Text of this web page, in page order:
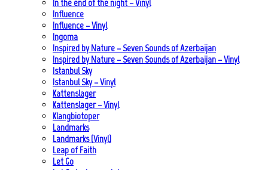
In the end of the night – Vinyl
Influence
Influence – Vinyl
Ingoma
Inspired by Nature – Seven Sounds of Azerbaijan
Inspired by Nature – Seven Sounds of Azerbaijan – Vinyl
Istanbul Sky
Istanbul Sky – Vinyl
Kattenslager
Kattenslager – Vinyl
Klangbiotoper
Landmarks
Landmarks (Vinyl)
Leap of Faith
Let Go